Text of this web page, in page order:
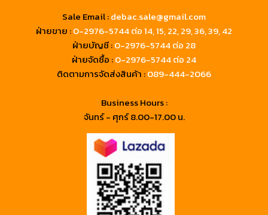
Sale Email :debac.sale@gmail.com
ฝ่ายขาย :0-2976-5744ต่อ 14, 15, 22, 29, 36, 39, 42
ฝ่ายบัญชี :0-2976-5744 ต่อ 28
ฝ่ายจัดซื้อ :0-2976-5744 ต่อ 24
ติดตามการจัดส่งสินค้า :089-444-2066
Business Hours :
จันทร์ - ศุกร์ 8.00-17.00 น.